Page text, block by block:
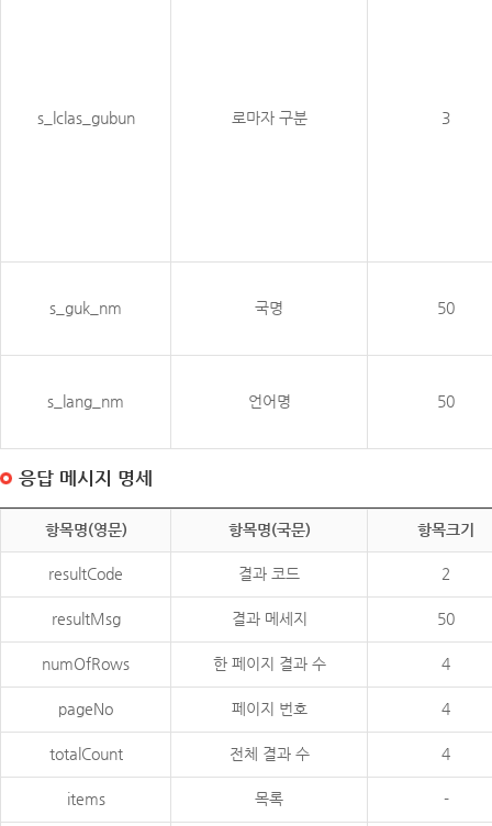
s_lclas_gubun 로마자 구분 3
s_guk_nm 국명 50
s_lang_nm 언어명 50
응답 메시지 명세
항목명(영문) 항목명(국문) 항목크기
resultCode 결과 코드 2
resultMsg 결과 메세지 50
numOfRows 한 페이지 결과 수 4
pageNo 페이지 번호 4
totalCount 전체 결과 수 4
items 목록 -